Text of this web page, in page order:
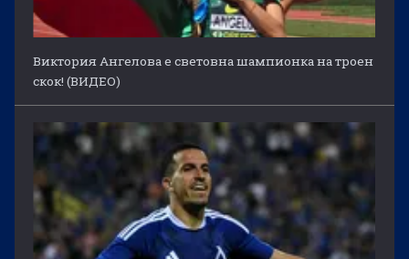
Виктория Ангелова е световна шампионка на троен
скок! (ВИДЕО)